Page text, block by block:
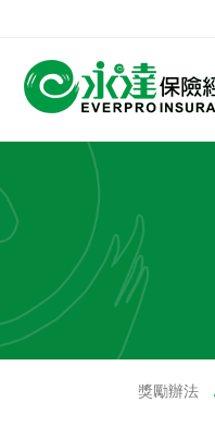
公司
永達
MDRT
保險
保險
獎勵辦法